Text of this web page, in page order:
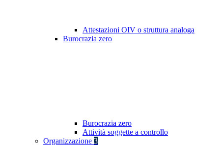
Attestazioni OIV o struttura analoga
Burocrazia zero
Burocrazia zero
Attività soggette a controllo
Organizzazione 3